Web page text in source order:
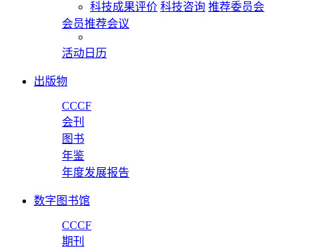
科技成果评价 科技咨询 推荐委员会
会员推荐会议
活动日历
出版物
CCCF
会刊
图书
年鉴
年度发展报告
数字图书馆
CCCF
期刊